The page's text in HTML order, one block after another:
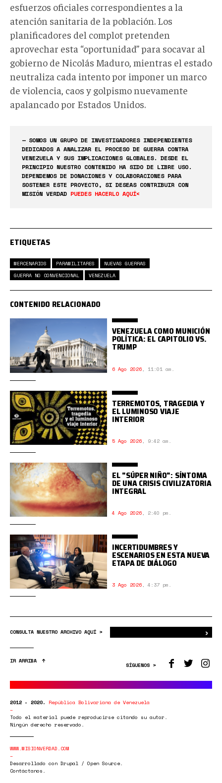
esfuerzos oficiales correspondientes a la
atención sanitaria de la población. Los
planificadores del complot pretenden
aprovechar esta “oportunidad” para socavar al
gobierno de Nicolás Maduro, mientras el estado
neutraliza cada intento por imponer un marco
de violencia, caos y golpismo nuevamente
apalancado por Estados Unidos.
— SOMOS UN GRUPO DE INVESTIGADORES INDEPENDIENTES
DEDICADOS A ANALIZAR EL PROCESO DE GUERRA CONTRA
VENEZUELA Y SUS IMPLICACIONES GLOBALES. DESDE EL
PRINCIPIO NUESTRO CONTENIDO HA SIDO DE LIBRE USO.
DEPENDEMOS DE DONACIONES Y COLABORACIONES PARA
SOSTENER ESTE PROYECTO, SI DESEAS CONTRIBUIR CON
MISIÓN VERDAD PUEDES HACERLO AQUÍ<
ETIQUETAS
MERCENARIOS PARAMILITARES
NUEVAS GUERRAS
GUERRA NO CONVENCIONAL
VENEZUELA
CONTENIDO RELACIONADO
VENEZUELA COMO MUNICIÓN
POLÍTICA: EL CAPITOLIO VS.
TRUMP
6 Ago 2026, 11:01 am.
TERREMOTOS, TRAGEDIA Y
EL LUMINOSO VIAJE
INTERIOR
5 Ago 2026, 9:42 am.
EL "SÚPER NIÑO": SÍNTOMA
DE UNA CRISIS CIVILIZATORIA
INTEGRAL
4 Ago 2026, 2:40 pm.
INCERTIDUMBRES Y
ESCENARIOS EN ESTA NUEVA
ETAPA DE DIÁLOGO
3 Ago 2026, 4:37 pm.
CONSULTA NUESTRO ARCHIVO AQUÍ > ›
IR ARRIBA
SÍGUENOS >
2012 - 2020. República Bolivariana de Venezuela
Todo el material puede reproducirse citando su autor.
Ningún derecho reservado.
WWW.MISIONVERDAD.COM
Desarrollado con Drupal / Open Source.
Contáctanos.